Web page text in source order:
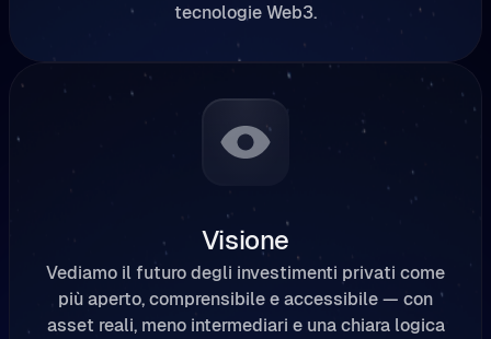
tecnologie Web3.
Visione
Vediamo il futuro degli investimenti privati come
più aperto, comprensibile e accessibile — con
asset reali, meno intermediari e una chiara logica